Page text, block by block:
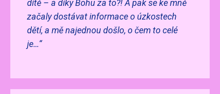
dítě – a díky Bohu za to?! A pak se ke mně
začaly dostávat informace o úzkostech
dětí, a mě najednou došlo, o čem to celé
je…“